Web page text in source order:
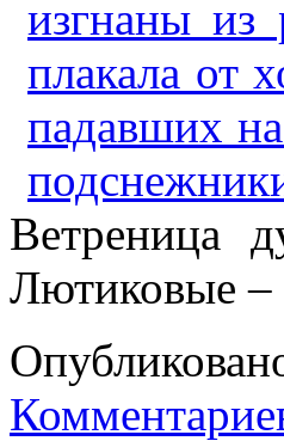
Ветреница
Лютиковые –